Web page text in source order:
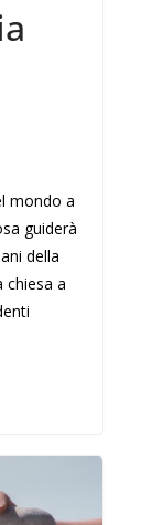
mondo a
guiderà
della
chiesa a